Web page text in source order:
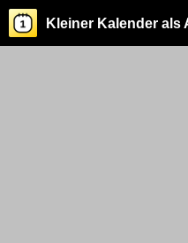
Kleiner Kalender als